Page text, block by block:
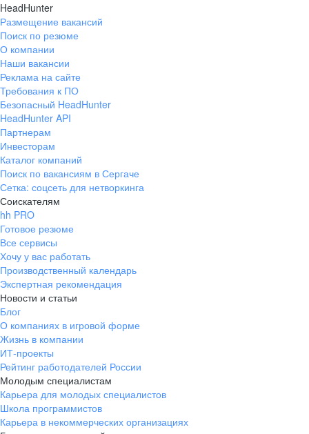
HeadHunter
Размещение вакансий
Поиск по резюме
О компании
Наши вакансии
Реклама на сайте
Требования к ПО
Безопасный HeadHunter
HeadHunter API
Партнерам
Инвесторам
Каталог компаний
Поиск по вакансиям в Сергаче
Сетка: соцсеть для нетворкинга
Соискателям
hh PRO
Готовое резюме
Все сервисы
Хочу у вас работать
Производственный календарь
Экспертная рекомендация
Новости и статьи
Блог
О компаниях в игровой форме
Жизнь в компании
ИТ-проекты
Рейтинг работодателей России
Молодым специалистам
Карьера для молодых специалистов
Школа программистов
Карьера в некоммерческих организациях